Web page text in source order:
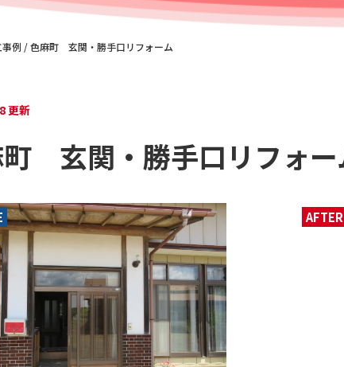
例 /色麻町 玄関・勝手口リフォーム
更新
玄関・勝手口リフォー
AFTER